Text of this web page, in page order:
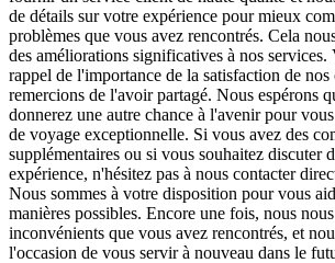
de détails sur votre expérience pour mieux
problèmes que vous avez rencontrés. Cela
des améliorations significatives à nos services.
rappel de l'importance de la satisfaction de
remercions de l'avoir partagé. Nous espérons
donnerez une autre chance à l'avenir pour
de voyage exceptionnelle. Si vous avez des
supplémentaires ou si vous souhaitez discuter
expérience, n'hésitez pas à nous contacter
Nous sommes à votre disposition pour vous
manières possibles. Encore une fois, nous
inconvénients que vous avez rencontrés, et
l'occasion de vous servir à nouveau dans le